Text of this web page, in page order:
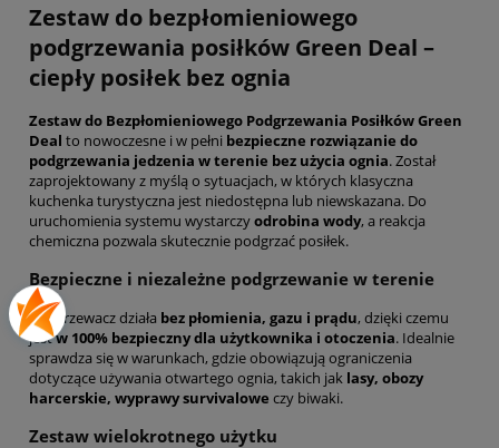
Zestaw do bezpłomieniowego
podgrzewania posiłków Green Deal –
ciepły posiłek bez ognia
Zestaw do Bezpłomieniowego Podgrzewania Posiłków Green
Deal to nowoczesne i w pełni bezpieczne rozwiązanie do
podgrzewania jedzenia w terenie bez użycia ognia. Został
zaprojektowany z myślą o sytuacjach, w których klasyczna
kuchenka turystyczna jest niedostępna lub niewskazana. Do
uruchomienia systemu wystarczyodrobina wody, a reakcja
chemiczna pozwala skutecznie podgrzać posiłek.
Bezpieczne i niezależne podgrzewanie w terenie
Podgrzewacz działa bez płomienia, gazu i prądu, dzięki czemu
jestw 100% bezpieczny dla użytkownika i otoczenia. Idealnie
sprawdza się w warunkach, gdzie obowiązują ograniczenia
dotyczące używania otwartego ognia, takich jak lasy, obozy
harcerskie, wyprawy survivalowe czy biwaki.
Zestaw wielokrotnego użytku